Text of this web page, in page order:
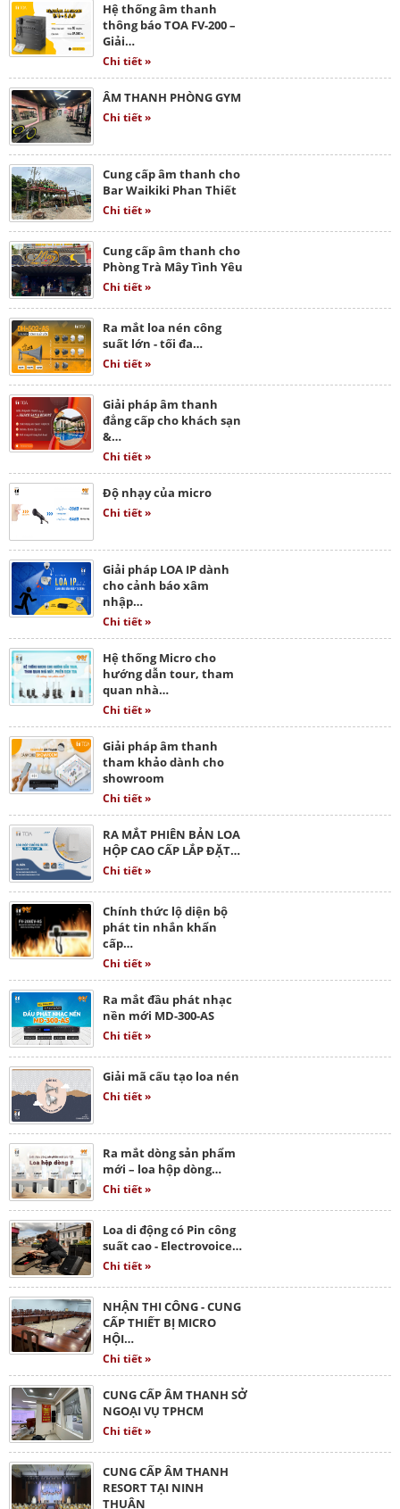
Hệ thống âm thanh
thông báo TOA FV-200 –
Giải…
Chi tiết »
ÂM THANH PHÒNG GYM
Chi tiết »
Cung cấp âm thanh cho
Bar Waikiki Phan Thiết
Chi tiết »
Cung cấp âm thanh cho
Phòng Trà Mây Tình Yêu
Chi tiết »
Ra mắt loa nén công
suất lớn - tối đa…
Chi tiết »
Giải pháp âm thanh
đẳng cấp cho khách sạn
&…
Chi tiết »
Độ nhạy của micro
Chi tiết »
Giải pháp LOA IP dành
cho cảnh báo xâm
nhập…
Chi tiết »
Hệ thống Micro cho
hướng dẫn tour, tham
quan nhà…
Chi tiết »
Giải pháp âm thanh
tham khảo dành cho
showroom
Chi tiết »
RA MẮT PHIÊN BẢN LOA
HỘP CAO CẤP LẮP ĐẶT…
Chi tiết »
Chính thức lộ diện bộ
phát tin nhắn khẩn
cấp…
Chi tiết »
Ra mắt đầu phát nhạc
nền mới MD-300-AS
Chi tiết »
Giải mã cấu tạo loa nén
Chi tiết »
Ra mắt dòng sản phẩm
mới – loa hộp dòng…
Chi tiết »
Loa di động có Pin công
suất cao - Electrovoice…
Chi tiết »
NHẬN THI CÔNG - CUNG
CẤP THIẾT BỊ MICRO
HỘI…
Chi tiết »
CUNG CẤP ÂM THANH SỞ
NGOẠI VỤ TPHCM
Chi tiết »
CUNG CẤP ÂM THANH
RESORT TẠI NINH
THUẬN